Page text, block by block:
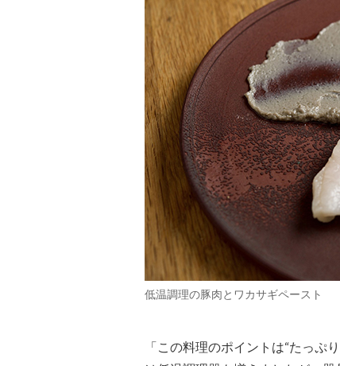
低温調理の豚肉とワカサギペースト
「この料理のポイントは“たっぷ